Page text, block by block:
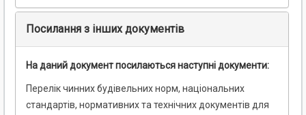
Посилання з інших документів
На даний документ посилаються наступні документи:
Перелік чинних будівельних норм, національних
стандартів, нормативних та технічних документів для